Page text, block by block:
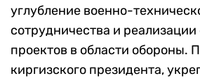
углубление военно-
сотрудничества и
проектов в области обороны.
киргизского президента,